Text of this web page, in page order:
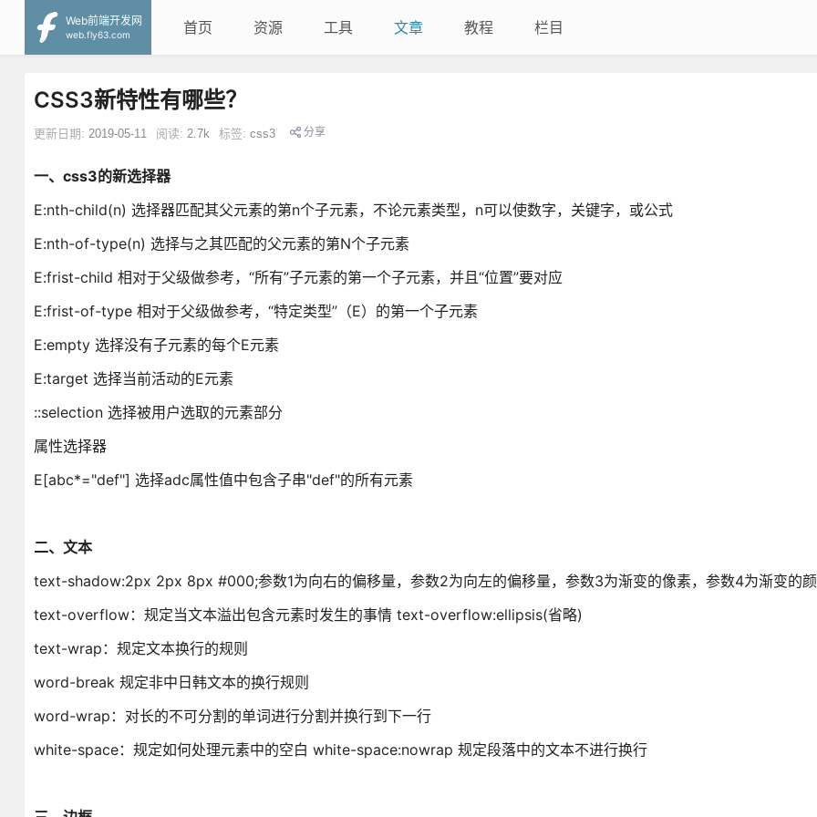
Web前端开发网
web.fly63.com
首页 资源 工具 文章 教程 栏目
CSS3新特性有哪些？
更新日期: 2019-05-11 阅读: 2.7k 标签: css3 分享
一、css3的新选择器
E:nth-child(n) 选择器匹配其父元素的第n个子元素，不论元素类型，n可以使数字，关键字，或公式
E:nth-of-type(n) 选择与之其匹配的父元素的第N个子元素
E:frist-child 相对于父级做参考，“所有”子元素的第一个子元素，并且“位置”要对应
E:frist-of-type 相对于父级做参考，“特定类型”（E）的第一个子元素
E:empty 选择没有子元素的每个E元素
E:target 选择当前活动的E元素
::selection 选择被用户选取的元素部分
属性选择器
E[abc*="def"] 选择adc属性值中包含子串"def"的所有元素
二、文本
text-shadow:2px 2px 8px #000;参数1为向右的偏移量，参数2为向左的偏移量，参数3为渐变的像素，参数4为渐变的
text-overflow：规定当文本溢出包含元素时发生的事情 text-overflow:ellipsis(省略)
text-wrap：规定文本换行的规则
word-break 规定非中日韩文本的换行规则
word-wrap：对长的不可分割的单词进行分割并换行到下一行
white-space：规定如何处理元素中的空白 white-space:nowrap 规定段落中的文本不进行换行